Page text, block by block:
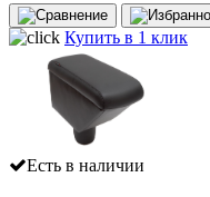
Купить в 1 клик
Есть в наличии